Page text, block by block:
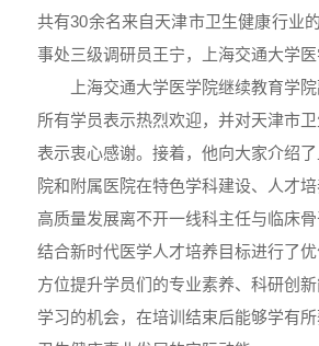
共有30余名来自天津市卫生健康行业
事处三级调研员王宁，上海交通大学
上海交通大学医学院继续教育学
所有学员表示热烈欢迎，并对天津市
表示衷心感谢。接着，他向大家介绍
院和附属医院在特色学科建设、人才
高质量发展离不开一线科主任与临床
结合新时代医学人才培养目标进行了
方位提升学员们的专业素养、科研创
学习的机会，在培训结束后能够学有